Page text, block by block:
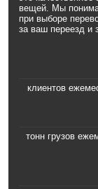
вещей. Мы
при выборе
за ваш переезд и
клиентов
тонн грузов